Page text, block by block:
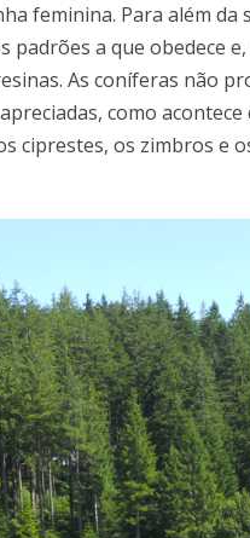
feminina. Para além
a que obedece
As coníferas não
como
ciprestes, os zimbros e